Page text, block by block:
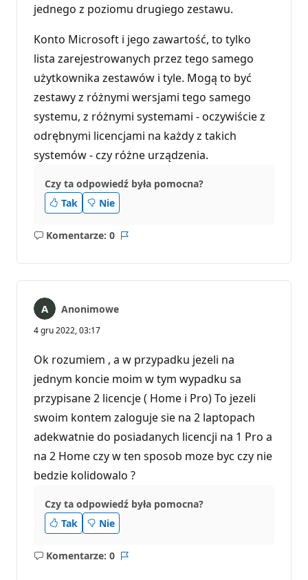
jednego z poziomu drugiego zestawu.
Konto Microsoft i jego zawartość, to tylko
lista zarejestrowanych przez tego samego
użytkownika zestawów i tyle. Mogą to być
zestawy z różnymi wersjami tego samego
systemu, z różnymi systemami - oczywiście z
odrębnymi licencjami na każdy z takich
systemów - czy różne urządzenia.
Czy ta odpowiedź była pomocna?
Tak
Nie
Komentarze: 0
Brak
Anonimowe
4 gru 2022, 03:17
Ok rozumiem , a w przypadku jezeli na
jednym koncie moim w tym wypadku sa
przypisane 2 licencje ( Home i Pro) To jezeli
swoim kontem zaloguje sie na 2 laptopach
adekwatnie do posiadanych licencji na 1 Pro a
na 2 Home czy w ten sposob moze byc czy nie
bedzie kolidowalo ?
Czy ta odpowiedź była pomocna?
Tak
Nie
Komentarze: 0
Brak